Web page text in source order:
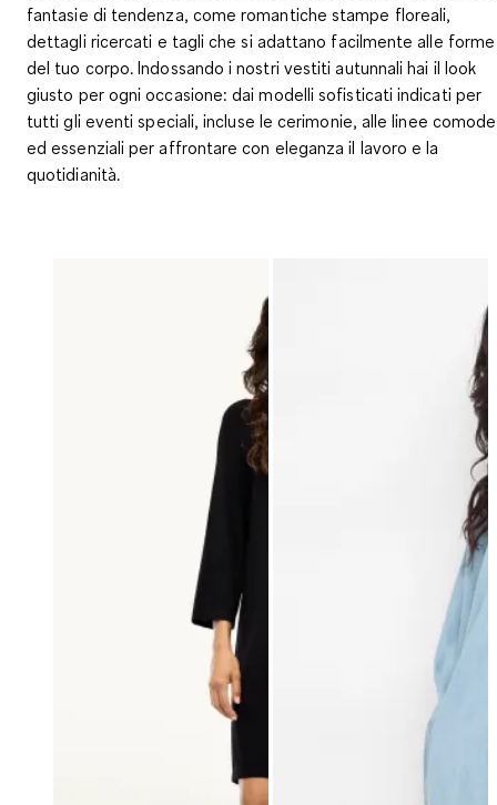
fantasie di tendenza, come romantiche stampe floreali,
dettagli ricercati e tagli che si adattano facilmente alle forme
del tuo corpo. Indossando i nostri vestiti autunnali hai il look
giusto per ogni occasione: dai modelli sofisticati indicati per
tutti gli eventi speciali, incluse le cerimonie, alle linee comode
ed essenziali per affrontare con eleganza il lavoro e la
quotidianità.